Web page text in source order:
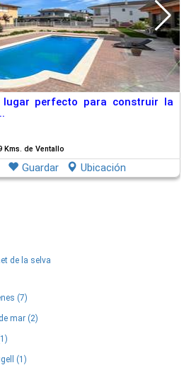
lugar perfecto para construir la
Kms. de Ventallo
Guardar Ubicación
de la selva
(7)
mar (2)
(1)